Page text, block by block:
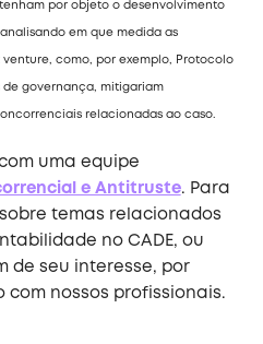
por objeto o desenvolvimento
em que medida as
como, por exemplo, Protocolo
de governança, mitigariam
relacionadas ao caso.
uma equipe
e Antitruste. Para
temas relacionados
no CADE, ou
de seu interesse, por
nossos profissionais.